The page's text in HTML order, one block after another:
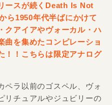
ースが続くDeath Is Not
ら1950年代半ばにかけて
クアイアやヴォーカル・ハ
曲を集めたコンピレーショ
！！こちらは限定アナログ
ペラ以前のゴスペル、ヴォ
リチュアルやジュビリーの